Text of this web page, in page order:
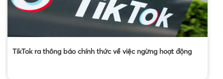
TikTok ra thông báo chính thức về việc ngừng hoạt động